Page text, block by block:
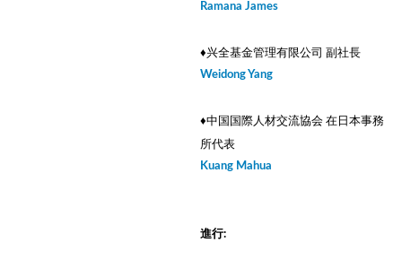
Ramana James
♦︎兴全基金管理有限公司 副社長
Weidong Yang
♦中国国際人材交流協会 在日本事務
所代表
Kuang Mahua
進行: